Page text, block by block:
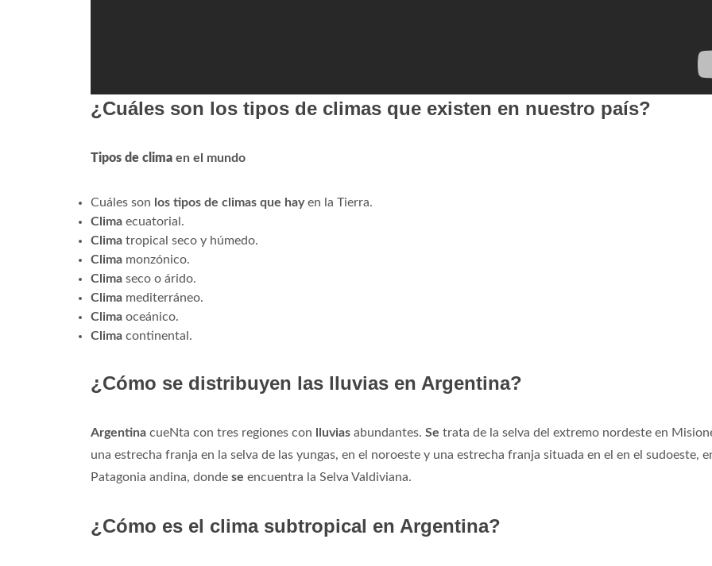
¿Cuáles son los tipos de climas que existen en nuestro país?
Tipos de clima en el mundo
Cuáles son los tipos de climas que hayen la Tierra.
Clima ecuatorial.
Clima tropical seco y húmedo.
Clima monzónico.
Clima seco o árido.
Clima mediterráneo.
Clima oceánico.
Clima continental.
¿Cómo se distribuyen las lluvias en Argentina?
Argentina cueNta con tres regiones con lluvias abundantes. Se trata de la selva del extremo nordeste en
una estrecha franja en la selva de las yungas, en el noroeste y una estrecha franja situada en el en el sudoeste,
Patagonia andina, donde se encuentra la Selva Valdiviana.
¿Cómo es el clima subtropical en Argentina?